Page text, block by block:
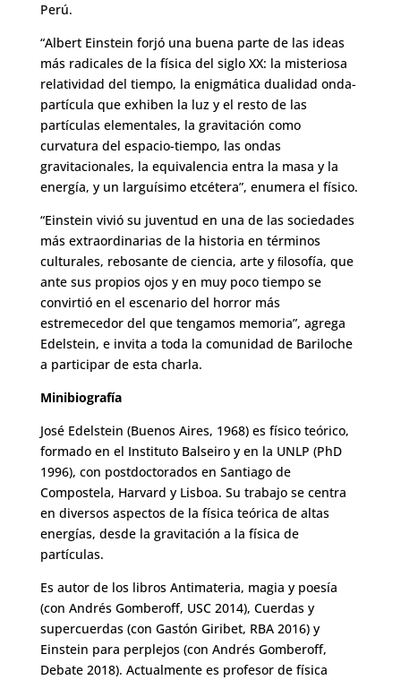
Perú.
“Albert Einstein forjó una buena parte de las ideas
más radicales de la física del siglo XX: la misteriosa
relatividad del tiempo, la enigmática dualidad onda-
partícula que exhiben la luz y el resto de las
partículas elementales, la gravitación como
curvatura del espacio-tiempo, las ondas
gravitacionales, la equivalencia entra la masa y la
energía, y un larguísimo etcétera”, enumera el físico.
“Einstein vivió su juventud en una de las sociedades
más extraordinarias de la historia en términos
culturales, rebosante de ciencia, arte y ﬁlosofía, que
ante sus propios ojos y en muy poco tiempo se
convirtió en el escenario del horror más
estremecedor del que tengamos memoria”, agrega
Edelstein, e invita a toda la comunidad de Bariloche
a participar de esta charla.
Minibiografía
José Edelstein (Buenos Aires, 1968) es físico teórico,
formado en el Instituto Balseiro y en la UNLP (PhD
1996), con postdoctorados en Santiago de
Compostela, Harvard y Lisboa. Su trabajo se centra
en diversos aspectos de la física teórica de altas
energías, desde la gravitación a la física de
partículas.
Es autor de los libros Antimateria, magia y poesía
(con Andrés Gomberoff, USC 2014), Cuerdas y
supercuerdas (con Gastón Giribet, RBA 2016) y
Einstein para perplejos (con Andrés Gomberoff,
Debate 2018). Actualmente es profesor de física